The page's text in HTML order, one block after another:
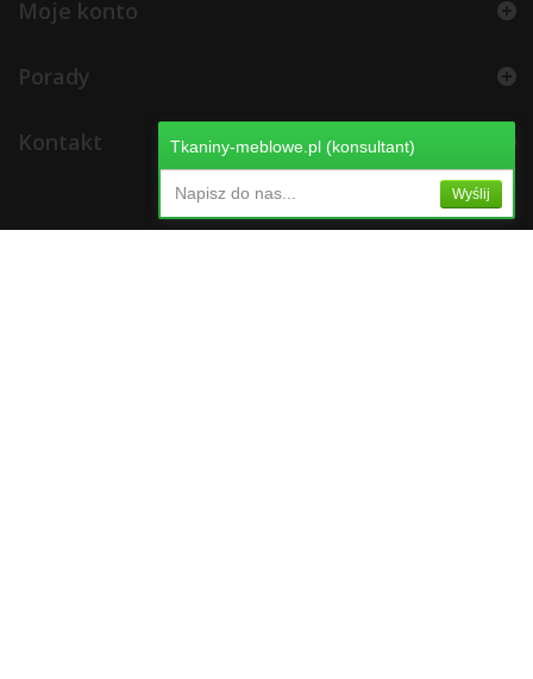
Moje konto
Porady
Kontakt Tkaniny-meblowe.pl (konsultant)
Napisz do nas... Wyślij